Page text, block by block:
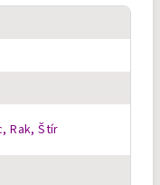
Rak, Štír